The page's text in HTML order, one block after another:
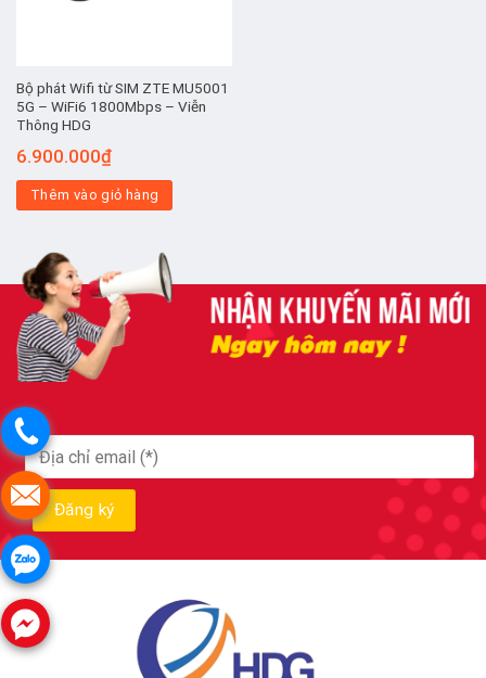
Bộ phát Wifi từ SIM ZTE MU5001
5G – WiFi6 1800Mbps – Viễn
Thông HDG
6.900.000₫
Thêm vào giỏ hàng